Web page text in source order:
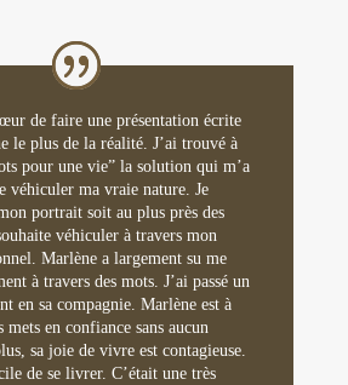
de faire une présentation écrite
le plus de la réalité. J’ai trouvé à
pour une vie” la solution qui m’a
véhiculer ma vraie nature. Je
portrait soit au plus près des
véhiculer à travers mon
Marlène a largement su me
à travers des mots. J’ai passé un
en sa compagnie. Marlène est à
mets en confiance sans aucun
sa joie de vivre est contagieuse.
de se livrer. C’était une très